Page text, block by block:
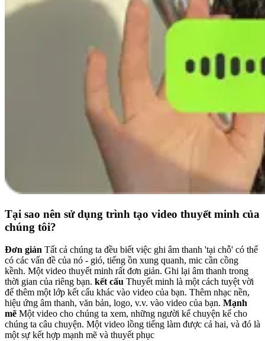
Tại sao nên sử dụng trình tạo video thuyết minh của
chúng tôi?
Đơn giản Tất cả chúng ta đều biết việc ghi âm thanh 'tại chỗ' có thể
có các vấn đề của nó - gió, tiếng ồn xung quanh, mic cần cồng
kềnh. Một video thuyết minh rất đơn giản. Ghi lại âm thanh trong
thời gian của riêng bạn. kết cấu Thuyết minh là một cách tuyệt vời
để thêm một lớp kết cấu khác vào video của bạn. Thêm nhạc nền,
hiệu ứng âm thanh, văn bản, logo, v.v. vào video của bạn. Mạnh
mẽ Một video cho chúng ta xem, những người kể chuyện kể cho
chúng ta câu chuyện. Một video lồng tiếng làm được cả hai, và đó là
một sự kết hợp mạnh mẽ và thuyết phục